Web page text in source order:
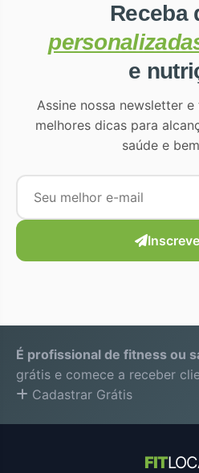
Receba
e
Assine nossa newsletter
melhores dicas para
saúde e
É profissional de fitness ou
grátis e comece a receber
Cadastrar Grátis
FIT